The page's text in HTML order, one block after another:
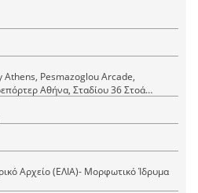
36 Στοά
Αρχείο (ΕΛΙΑ)- Μορφωτικό Ίδρυμα